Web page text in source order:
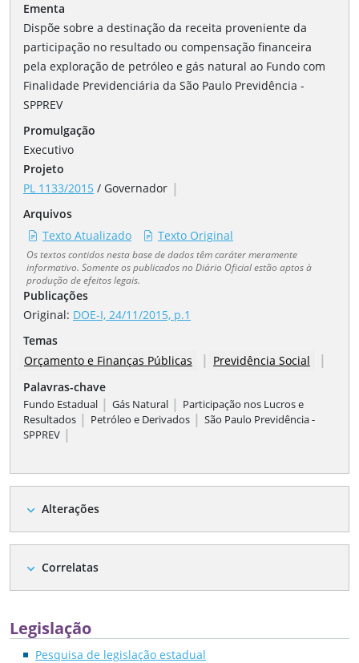
Ementa
Dispõe sobre a destinação da receita proveniente da
participação no resultado ou compensação financeira
pela exploração de petróleo e gás natural ao Fundo com
Finalidade Previdenciária da São Paulo Previdência -
SPPREV
Promulgação
Executivo
Projeto
PL 1133/2015 / Governador |
Arquivos
Texto Atualizado
Texto Original
Os textos contidos nesta base de dados têm caráter meramente
informativo. Somente os publicados no Diário Oficial estão aptos à
produção de efeitos legais.
Publicações
Original: DOE-I, 24/11/2015, p.1
Temas
Orçamento e Finanças Públicas
| Previdência Social |
Palavras-chave
Fundo Estadual | Gás Natural | Participação nos Lucros e
Resultados | Petróleo e Derivados | São Paulo Previdência -
SPPREV |
expand_more Alterações
expand_more Correlatas
Legislação
Pesquisa de legislação estadual